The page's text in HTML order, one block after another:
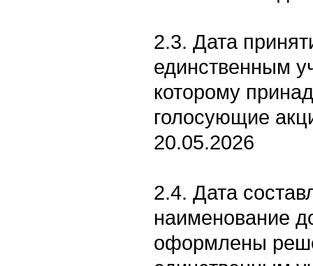
2.3. Дата
единственным
которому
голосующие
20.05.2026
2.4. Дата
наименование
оформлены